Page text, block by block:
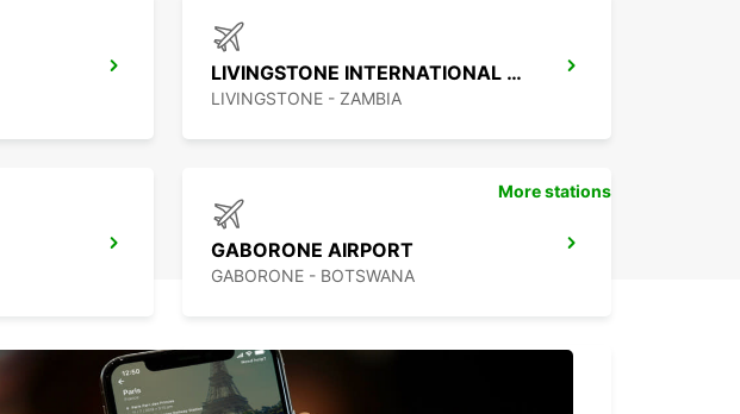
LIVINGSTONE INTERNATIONAL AIRPORT
LIVINGSTONE - ZAMBIA
GABORONE AIRPORT
GABORONE - BOTSWANA
More stations